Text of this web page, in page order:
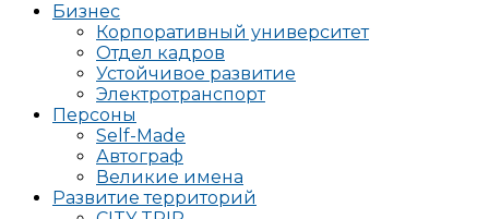
Бизнес
Корпоративный университет
Отдел кадров
Устойчивое развитие
Электротранспорт
Персоны
Self-Made
Автограф
Великие имена
Развитие территорий